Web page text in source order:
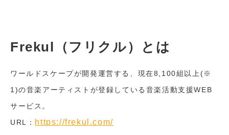
Frekul（フリクル）とは
ワールドスケープが開発運営する、現在8,100組以上(※
1)の音楽アーティストが登録している音楽活動支援WEB
サービス。
URL： https://frekul.com/